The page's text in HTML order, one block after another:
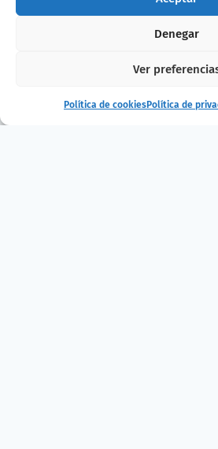
Denegar
Ver
Política de cookiesPolítica de
¿Te ha